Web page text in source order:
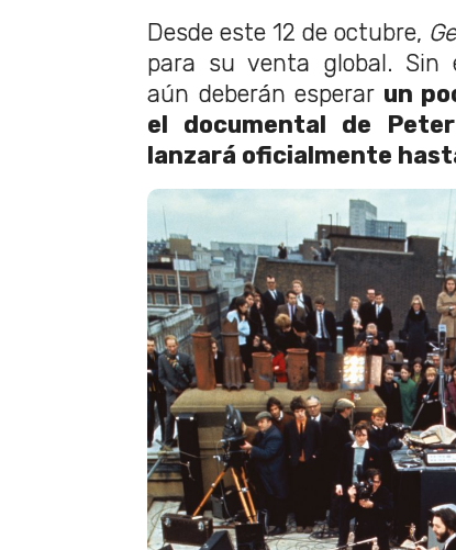
Desde este 12 de octubre,
para su venta global. Sin
aún deberán esperar un
el documental de
lanzará oficialmente